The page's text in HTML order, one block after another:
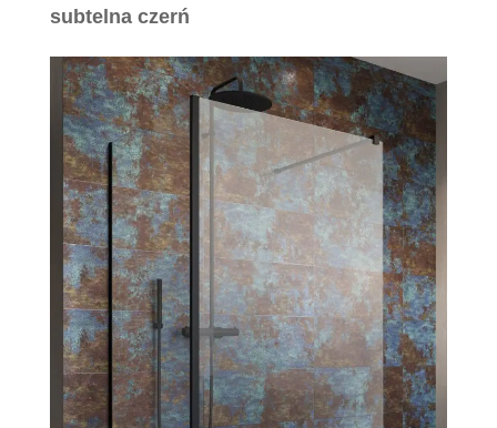
subtelna czerń